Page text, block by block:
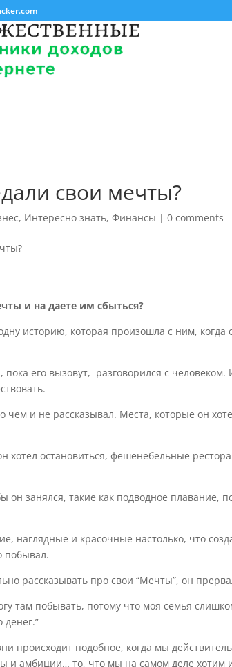
свои мечты?
, Интересно знать,Финансы |0 comments
и на даете им сбыться?
историю, которая произошла с ним, когда
его вызовут, разговорился с человеком.
.
чем и не рассказывал. Места, которые он
хотел остановиться, фешенебельные
он занялся, такие как подводное плавание,
наглядные и красочные настолько, что
побывал.
рассказывать про свои “Мечты”, он
там побывать, потому что моя семья
денег.”
происходит подобное, когда мы
и амбиции… то, что мы на самом деле